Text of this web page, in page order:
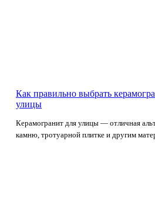
Как правильно выбрать
улицы
Керамогранит для улицы — отличная
камню, тротуарной плитке и другим